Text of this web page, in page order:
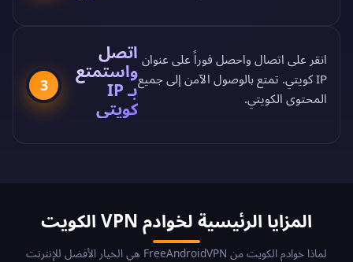
3
اتصل
واستمتع
بـ IP
كويتي
انقر على اتصال واحصل فوراً على عنوان
IP كويتي. تمتع بالوصول الآمن إلى جميع
المحتوى الكويتي.
المزايا الرئيسية لخوادم VPN الكويت
لماذا خوادم الكويت من FreeAndroidVPN هي الخيار الأفضل للإنترنت